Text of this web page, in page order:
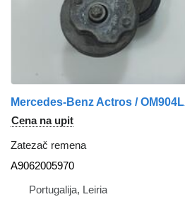
Cena na upit
Zatezač remena
A9062005970
Portugalija, Leiria